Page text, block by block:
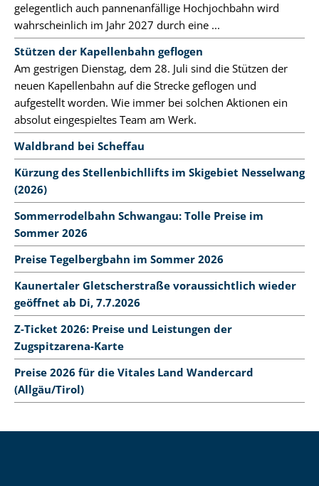
gelegentlich auch pannenanfällige Hochjochbahn wird
wahrscheinlich im Jahr 2027 durch eine ...
Stützen der Kapellenbahn geflogen
Am gestrigen Dienstag, dem 28. Juli sind die Stützen der
neuen Kapellenbahn auf die Strecke geflogen und
aufgestellt worden. Wie immer bei solchen Aktionen ein
absolut eingespieltes Team am Werk.
Waldbrand bei Scheffau
Kürzung des Stellenbichllifts im Skigebiet Nesselwang
(2026)
Sommerrodelbahn Schwangau: Tolle Preise im
Sommer 2026
Preise Tegelbergbahn im Sommer 2026
Kaunertaler Gletscherstraße voraussichtlich wieder
geöffnet ab Di, 7.7.2026
Z-Ticket 2026: Preise und Leistungen der
Zugspitzarena-Karte
Preise 2026 für die Vitales Land Wandercard
(Allgäu/Tirol)